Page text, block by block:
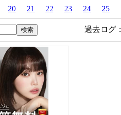
20 21 22 23 24 25
過去ログ：